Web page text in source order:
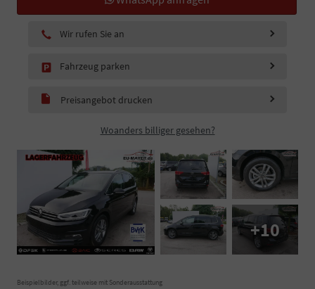
Wir rufen Sie an
Fahrzeug parken
Preisangebot drucken
Woanders billiger gesehen?
+10
Beispielbilder, ggf. teilweise mit Sonderausstattung